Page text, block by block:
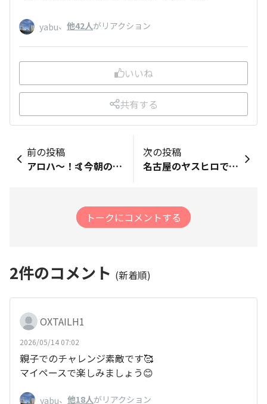
yabu、 他42人がリアクション
いいね
共有する
前の投稿
アロハ〜！🤙今朝のトレーニング日記📓、久しぶりに朝4時に起きられたのでライブランで8.5kmぐらいをゆるジョグ&amp;ウォークしました。サンライズ🌄が早いので今は暗くないですね。☺️ コツコツ頑張ります。🌈🌈🌈
次の投稿
名古屋のヤスヒロです。おはようございます♪本日は、NRCの「RUN WITH SAE」で都合30分、4.28km。 コーチは、パラアスリートのSAEさんとNRCのMIOコーチがサポートでランニングフォームのコーチングは、とても為になりました。 中村公園周辺をjogして最後は、豊国神社の鳥居前で終了です。 公園内の植え込みのツツジ🌺🌺🌺は満開でした。
トークにコメントする
2件のコメント (新着順)
OXTAILH1
2026/05/14 07:02
親子でのチャレンジ素敵です🥰
マイペースで楽しみましょう😊
yabu、 他18人がリアクション